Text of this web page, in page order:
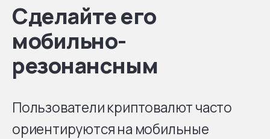
Сделайте его
мобильно-
резонансным
Пользователи криптовалют часто
ориентируются на мобильные